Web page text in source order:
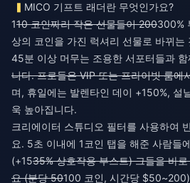
MICO 기프트 래더란 무엇인가요?
110 코인짜리 작은 선물들이 200300%
상의 코인을 가진 럭셔리 선물로 바뀌는
45분 이상 머무는 조용한 서포터들과 함
니다. 프로들은 VIP 또는 프라이빗 룸에
며, 휴일에는 발렌타인 데이 +150%, 설
욱 높아집니다.
크리에이터 스튜디오 필터를 사용하여
요. 5초 이내에 1코인 탭을 해준 사람들
(+1535% 상호작용 부스트) 그들을 바
요 (분당 50100 코인, 시간당